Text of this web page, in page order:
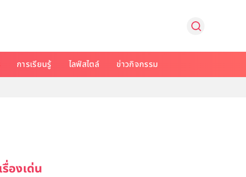
การเรียนรู้ ไลฟ์สไตล์ ข่าวกิจกรรม